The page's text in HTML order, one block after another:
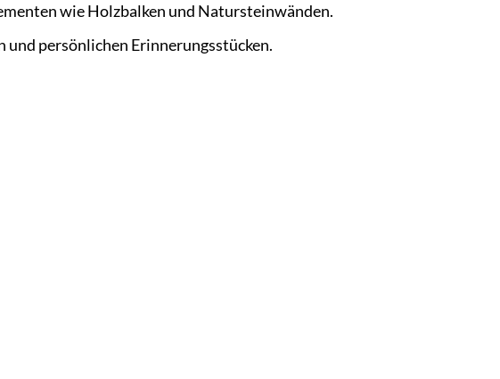
wie Holzbalken und Natursteinwänden.
und persönlichen Erinnerungsstücken.